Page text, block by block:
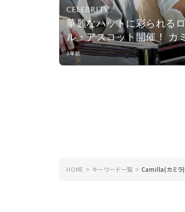
CELEBRITY
華麗なハットに彩られる
ル・アスコット開催！ カ
はヘンリー王子の結婚式
たドレスを着まわし
3年前
HOME キーワード一覧 Camilla(カミラ)